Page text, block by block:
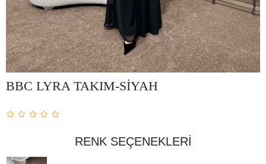
BBC LYRA TAKIM-SİYAH
RENK SEÇENEKLERI